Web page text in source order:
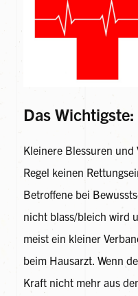
Das
Kleinere Blessuren
Regel keinen
Betroffene bei
nicht blass/bleich wird
meist ein kleiner
beim Hausarzt. Wenn
Kraft nicht mehr aus